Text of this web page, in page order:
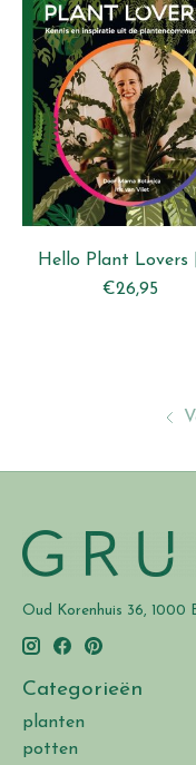
Hello Plant Lovers
€26,95
Oud Korenhuis 36, 1000
Categorieën
planten
potten